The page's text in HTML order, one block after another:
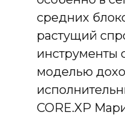
средних
растущий
инструменты
моделью
CORE.XP